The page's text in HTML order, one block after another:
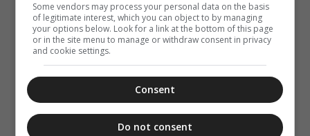
Some vendors may process your personal data on the basis
of legitimate interest, which you can object to by managing
your options below. Look for a link at the bottom of this page
or in the site menu to manage or withdraw consent in privacy
and cookie settings.
Consent
Do not consent